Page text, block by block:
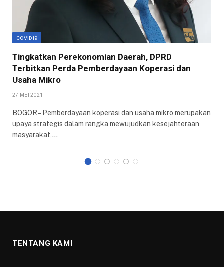
COVID19
Tingkatkan Perekonomian Daerah, DPRD
Terbitkan Perda Pemberdayaan Koperasi dan
Usaha Mikro
27 MEI 2021
BOGOR – Pemberdayaan koperasi dan usaha mikro merupakan
upaya strategis dalam rangka mewujudkan kesejahteraan
masyarakat,…
TENTANG KAMI